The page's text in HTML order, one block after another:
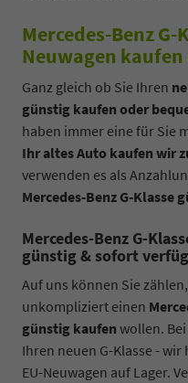
Mercedes-Benz
Neuwagen
Ganz gleich ob Sie Ihren
günstig kaufen oder
haben immer eine für Sie
Ihr altes Auto kaufen wir
verwenden es als
Mercedes-Benz G-Klasse
Mercedes-Benz G-
günstig & sofort
Auf uns können Sie
unkompliziert einen
günstig kaufen wollen.
Ihren neuen G-Klasse -
EU-Neuwagen auf Lager.